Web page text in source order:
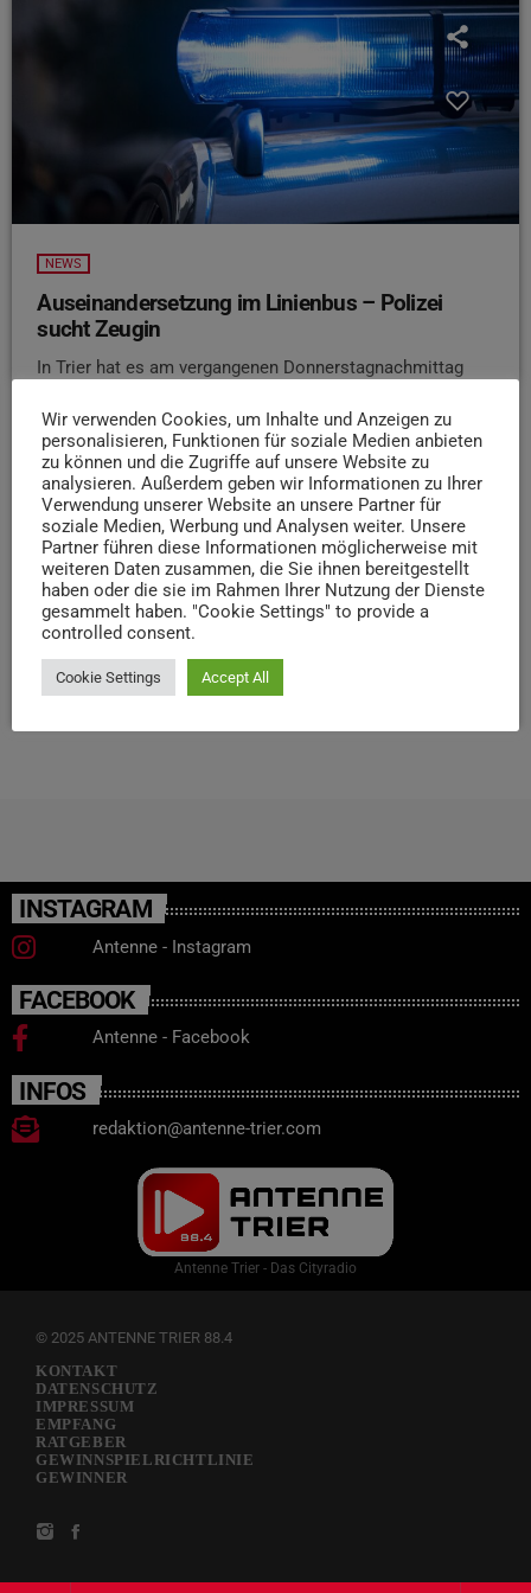
NEWS
Auseinandersetzung im Linienbus – Polizei
sucht Zeugin
In Trier hat es am vergangenen Donnerstagnachmittag
gegeben. Wie die Polizeidirektion Trier mitteilt, ereignete
sich der Vorfall gegen 17:15 Uhr in der Linie 13 an der
Haltestelle Simeonstiftplatz. Dabei soll ein älterer Mann
eine ebenfalls ältere Frau am Kragen gepackt und gewürgt
haben. Eine bislang unbekannte Passantin griff ein und
half der Frau, bevor der Vorfall beendet werden konnte.
Die Polizei sucht nun diese wichtige Zeugin sowie
weitere Hinweisgeber und bittet um Kontaktaufnahme mit
[…]
31. MÄRZ 2026 41
INSTAGRAM
Antenne - Instagram
FACEBOOK
Antenne - Facebook
INFOS
redaktion@antenne-trier.com
Antenne Trier - Das Cityradio
© 2025 ANTENNE TRIER 88.4
KONTAKT
DATENSCHUTZ
IMPRESSUM
EMPFANG
RATGEBER
GEWINNSPIELRICHTLINIE
GEWINNER
Wir verwenden Cookies, um Inhalte und Anzeigen zu
personalisieren, Funktionen für soziale Medien anbieten
zu können und die Zugriffe auf unsere Website zu
analysieren. Außerdem geben wir Informationen zu Ihrer
Verwendung unserer Website an unsere Partner für
soziale Medien, Werbung und Analysen weiter. Unsere
Partner führen diese Informationen möglicherweise mit
weiteren Daten zusammen, die Sie ihnen bereitgestellt
haben oder die sie im Rahmen Ihrer Nutzung der Dienste
gesammelt haben. "Cookie Settings" to provide a
controlled consent.
Cookie Settings Accept All